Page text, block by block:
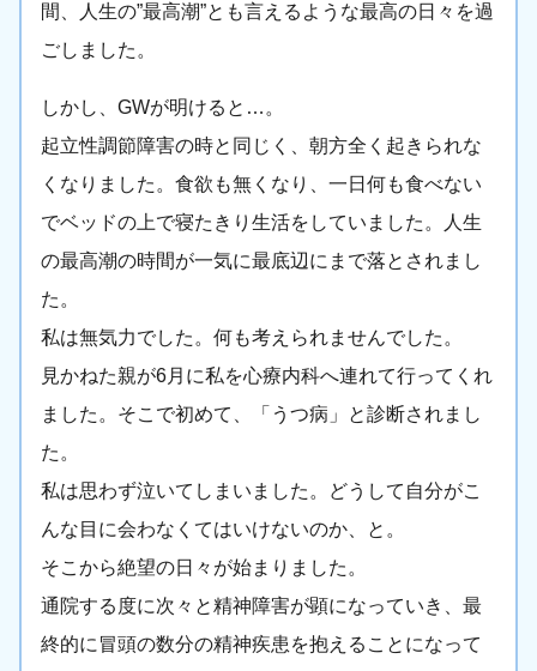
間、人生の”最高潮”とも言えるような最高の日々を過
ごしました。
しかし、GWが明けると…。
起立性調節障害の時と同じく、朝方全く起きられな
くなりました。食欲も無くなり、一日何も食べない
でベッドの上で寝たきり生活をしていました。人生
の最高潮の時間が一気に最底辺にまで落とされまし
た。
私は無気力でした。何も考えられませんでした。
見かねた親が6月に私を心療内科へ連れて行ってくれ
ました。そこで初めて、「うつ病」と診断されまし
た。
私は思わず泣いてしまいました。どうして自分がこ
んな目に会わなくてはいけないのか、と。
そこから絶望の日々が始まりました。
通院する度に次々と精神障害が顕になっていき、最
終的に冒頭の数分の精神疾患を抱えることになって